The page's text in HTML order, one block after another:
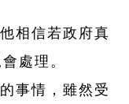
相信若政府真
處理。
事情，雖然受